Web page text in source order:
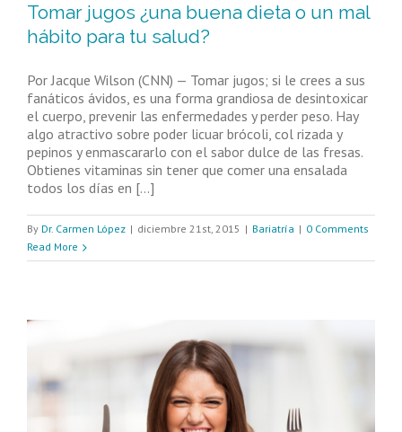
Tomar jugos ¿una buena dieta o un mal
hábito para tu salud?
Por Jacque Wilson (CNN) — Tomar jugos; si le crees a sus
fanáticos ávidos, es una forma grandiosa de desintoxicar
el cuerpo, prevenir las enfermedades y perder peso. Hay
algo atractivo sobre poder licuar brócoli, col rizada y
pepinos y enmascararlo con el sabor dulce de las fresas.
Obtienes vitaminas sin tener que comer una ensalada
todos los días en [...]
By Dr. Carmen López | diciembre 21st, 2015 | Bariatría | 0 Comments
Read More